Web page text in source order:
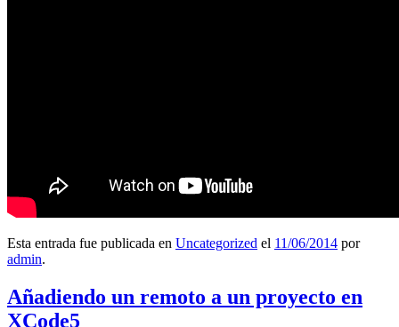
Esta entrada fue publicada en Uncategorized el 11/06/2014 por
admin.
Añadiendo un remoto a un proyecto en
XCode5